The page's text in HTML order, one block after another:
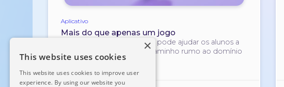
Aplicativo
Mais do que apenas um jogo
Como um aplicativo móvel pode ajudar os alunos a
superar os obstáculos no caminho rumo ao domínio
de um novo idioma?
×
This website uses cookies
This website uses cookies to improve user
experience. By using our website you